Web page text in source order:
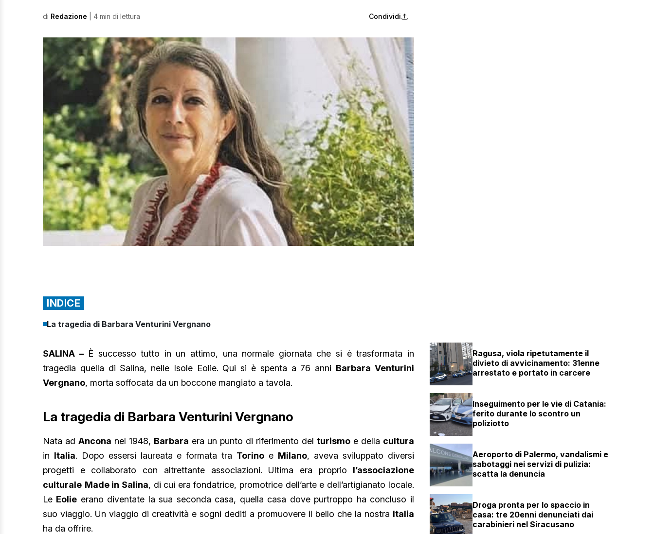
di Redazione | 4 min di lettura Condividi
INDICE
La tragedia di Barbara Venturini Vergnano
SALINA –È successo tutto in un attimo, una normale giornata che si è trasformata in
tragedia quella di Salina, nelle Isole Eolie. Qui si è spenta a 76 anni Barbara Venturini
Vergnano, morta soffocata da un boccone mangiato a tavola.
La tragedia di Barbara Venturini Vergnano
Nata ad Ancona nel 1948, Barbara era un punto di riferimento del turismoe della cultura
in Italia. Dopo essersi laureata e formata tra Torino e Milano, aveva sviluppato diversi
progetti e collaborato con altrettante associazioni. Ultima era proprio l’associazione
culturale Made in Salina, di cui era fondatrice, promotrice dell’arte e dell’artigianato locale.
Le Eolie erano diventate la sua seconda casa, quella casa dove purtroppo ha concluso il
suo viaggio. Un viaggio di creatività e sogni dediti a promuovere il bello che la nostra Italia
ha da offrire.
Ragusa, viola ripetutamente il
divieto di avvicinamento: 31enne
arrestato e portato in carcere
Inseguimento per le vie di Catania:
ferito durante lo scontro un
poliziotto
Aeroporto di Palermo, vandalismi e
sabotaggi nei servizi di pulizia:
scatta la denuncia
Droga pronta per lo spaccio in
casa: tre 20enni denunciati dai
carabinieri nel Siracusano